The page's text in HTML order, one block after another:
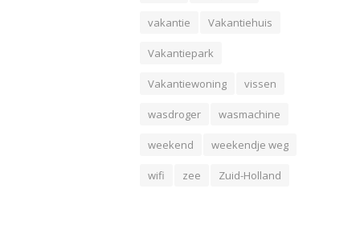
vakantie Vakantiehuis
Vakantiepark
Vakantiewoning vissen
wasdroger wasmachine
weekend weekendje weg
wifi zee Zuid-Holland